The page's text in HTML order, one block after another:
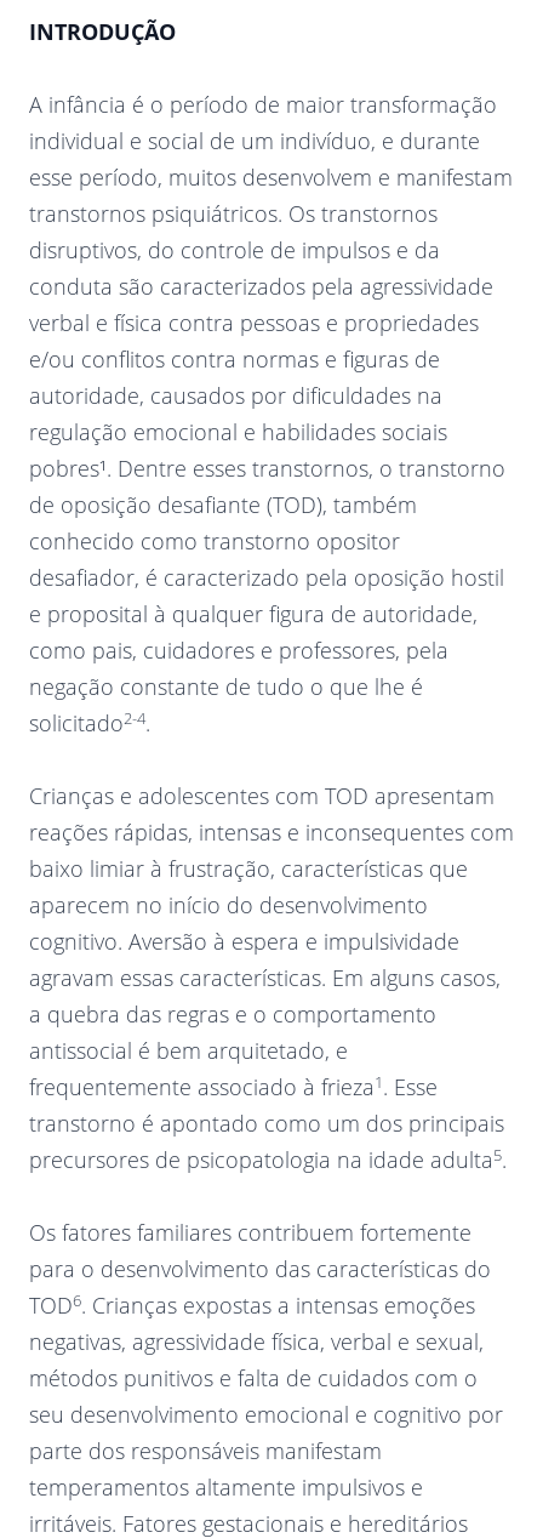
INTRODUÇÃO
A infância é o período de maior transformação
individual e social de um indivíduo, e durante
esse período, muitos desenvolvem e manifestam
transtornos psiquiátricos. Os transtornos
disruptivos, do controle de impulsos e da
conduta são caracterizados pela agressividade
verbal e física contra pessoas e propriedades
e/ou conflitos contra normas e figuras de
autoridade, causados por dificuldades na
regulação emocional e habilidades sociais
pobres¹. Dentre esses transtornos, o transtorno
de oposição desafiante (TOD), também
conhecido como transtorno opositor
desafiador, é caracterizado pela oposição hostil
e proposital à qualquer figura de autoridade,
como pais, cuidadores e professores, pela
negação constante de tudo o que lhe é
solicitado2-4.
Crianças e adolescentes com TOD apresentam
reações rápidas, intensas e inconsequentes com
baixo limiar à frustração, características que
aparecem no início do desenvolvimento
cognitivo. Aversão à espera e impulsividade
agravam essas características. Em alguns casos,
a quebra das regras e o comportamento
antissocial é bem arquitetado, e
frequentemente associado à frieza1. Esse
transtorno é apontado como um dos principais
precursores de psicopatologia na idade adulta5.
Os fatores familiares contribuem fortemente
para o desenvolvimento das características do
TOD6. Crianças expostas a intensas emoções
negativas, agressividade física, verbal e sexual,
métodos punitivos e falta de cuidados com o
seu desenvolvimento emocional e cognitivo por
parte dos responsáveis manifestam
temperamentos altamente impulsivos e
irritáveis. Fatores gestacionais e hereditários